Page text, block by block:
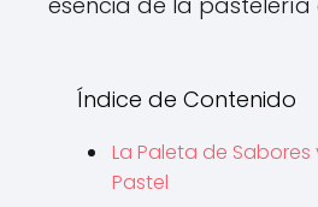
Índice de Contenido
La Paleta de
Pastel